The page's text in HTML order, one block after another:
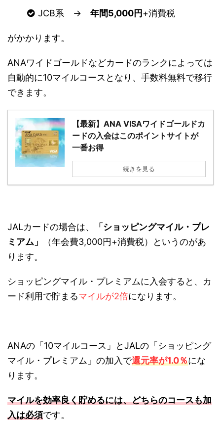
JCB系 → 年間5,000円+消費税
がかかります。
ANAワイドゴールドなどカードのランクによっては
自動的に10マイルコースとなり、手数料無料で移行
できます。
【最新】ANA VISAワイドゴールドカ
ードの入会はこのポイントサイトが
一番お得
続きを見る
JALカードの場合は、
「ショッピングマイル・プレ
ミアム」
（年会費3,000円+消費税）というのがあ
ります。
ショッピングマイル・プレミアムに入会すると、カ
ード利用で貯まるマイルが2倍になります。
ANAの「10マイルコース」とJALの「ショッピング
マイル・プレミアム」の加入で還元率が1.0％にな
ります。
マイルを効率良く貯めるには、どちらのコースも加
入は必須です。